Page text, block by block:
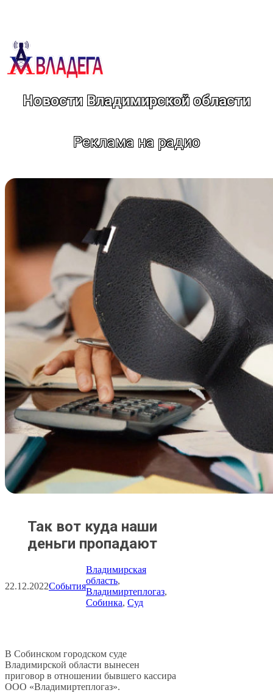
Новости Владимирской области
Реклама на радио
Так вот куда наши
деньги пропадают
22.12.2022События
Владимирская
область
Владимиртеплогаз
Собинка, Суд
В Собинском городском суде
Владимирской области вынесен
приговор в отношении бывшего кассира
ООО «Владимиртеплогаз».